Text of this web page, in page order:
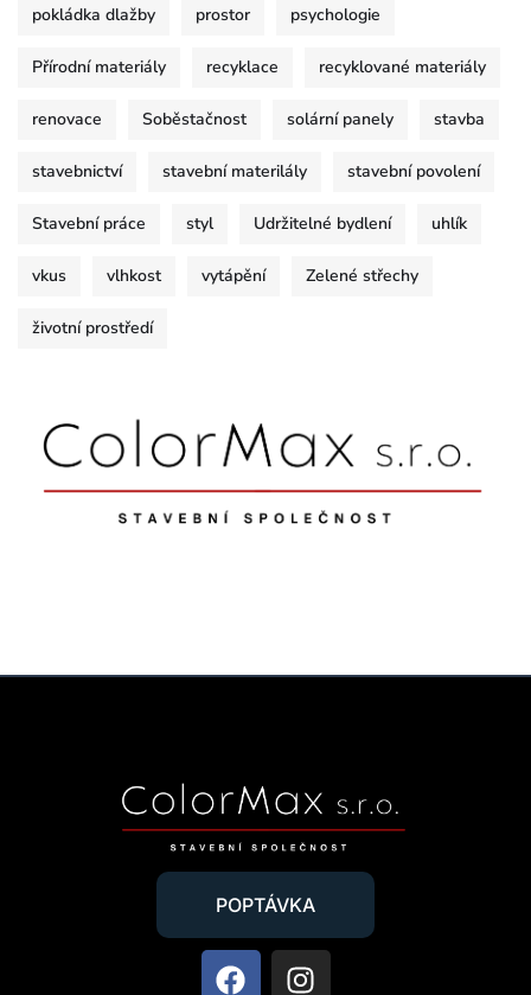
pokládka dlažby prostor psychologie
Přírodní materiály recyklace recyklované materiály
renovace Soběstačnost solární panely stavba
stavebnictví stavební materilály stavební povolení
Stavební práce styl Udržitelné bydlení uhlík
vkus vlhkost vytápění Zelené střechy
životní prostředí
POPTÁVKA